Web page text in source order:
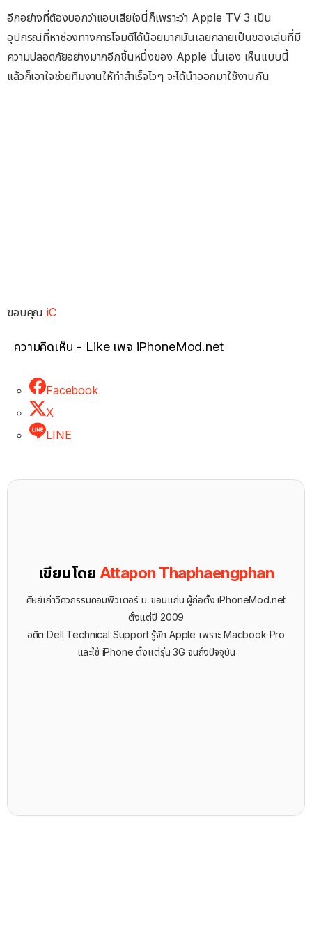
อีกอย่างที่ต้องบอกว่าแอบเสียใจนี่ก็เพราะว่า Apple TV 3 เป็น
อุปกรณ์ที่หาช่องทางการโจมตีได้น้อยมากมันเลยกลายเป็นของเล่นที่มี
ความปลอดภัยอย่างมากอีกชิ้นหนึ่งของ Apple นั่นเอง เห็นแบบนี้
แล้วก็เอาใจช่วยทีมงานให้ทำสำเร็จไวๆ จะได้นำออกมาใช้งานกัน
ขอบคุณiC
ความคิดเห็น - Like เพจ iPhoneMod.net
Facebook
X
LINE
เขียนโดย Attapon Thaphaengphan
ศิษย์เก่าวิศวกรรมคอมพิวเตอร์ ม. ขอนแก่น ผู้ก่อตั้ง iPhoneMod.net
ตั้งแต่ปี 2009
อดีต Dell Technical Support รู้จัก ​Apple เพราะ Macbook Pro
และใช้ iPhone ตั้งแต่รุ่น 3G จนถึงปัจจุบัน